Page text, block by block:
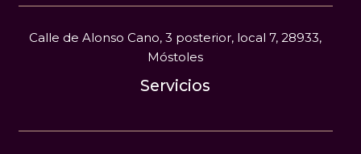
Calle de Alonso Cano, 3 posterior, local 7, 28933,
Móstoles
Servicios